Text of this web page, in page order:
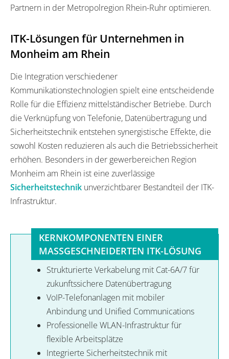
Partnern in der Metropolregion Rhein-Ruhr optimieren.
ITK-Lösungen für Unternehmen in
Monheim am Rhein
Die Integration verschiedener
Kommunikationstechnologien spielt eine entscheidende
Rolle für die Effizienz mittelständischer Betriebe. Durch
die Verknüpfung von Telefonie, Datenübertragung und
Sicherheitstechnik entstehen synergistische Effekte, die
sowohl Kosten reduzieren als auch die Betriebssicherheit
erhöhen. Besonders in der gewerbereichen Region
Monheim am Rhein ist eine zuverlässige
Sicherheitstechnik unverzichtbarer Bestandteil der ITK-
Infrastruktur.
KERNKOMPONENTEN EINER
MASSGESCHNEIDERTEN ITK-LÖSUNG
Strukturierte Verkabelung mit Cat-6A/7 für
zukunftssichere Datenübertragung
VoIP-Telefonanlagen mit mobiler
Anbindung und Unified Communications
Professionelle WLAN-Infrastruktur für
flexible Arbeitsplätze
Integrierte Sicherheitstechnik mit